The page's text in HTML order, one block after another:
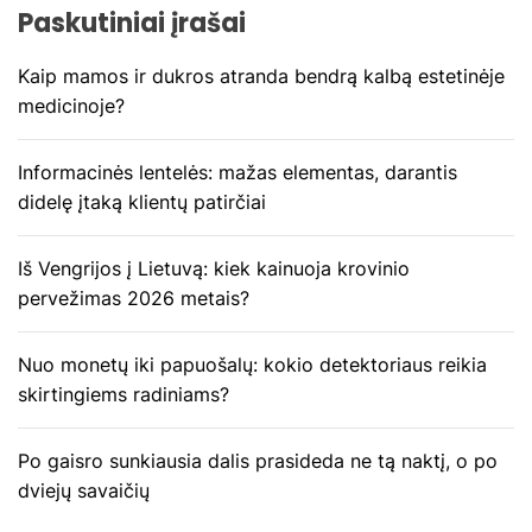
Paskutiniai įrašai
Kaip mamos ir dukros atranda bendrą kalbą estetinėje
medicinoje?
Informacinės lentelės: mažas elementas, darantis
didelę įtaką klientų patirčiai
Iš Vengrijos į Lietuvą: kiek kainuoja krovinio
pervežimas 2026 metais?
Nuo monetų iki papuošalų: kokio detektoriaus reikia
skirtingiems radiniams?
Po gaisro sunkiausia dalis prasideda ne tą naktį, o po
dviejų savaičių